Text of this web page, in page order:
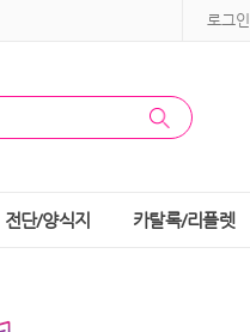
로그인
전단/양식지 카탈록/리플렛